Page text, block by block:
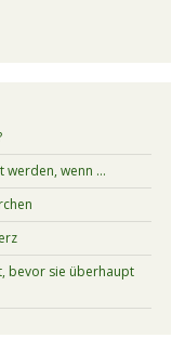
werden, wenn …
bevor sie überhaupt